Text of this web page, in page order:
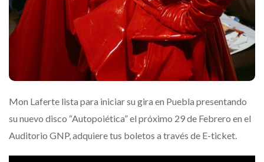
Mon Laferte lista para iniciar su gira en Puebla presentando
su nuevo disco “Autopoiética” el próximo 29 de Febrero en el
Auditorio GNP, adquiere tus boletos a través de E-ticket.